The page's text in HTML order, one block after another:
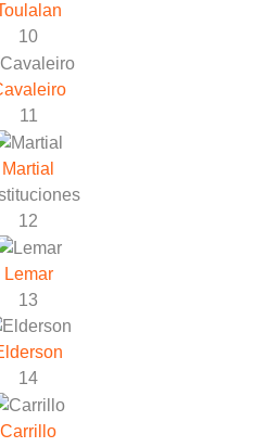
10
11
Martial
12
Lemar
13
14
Carrillo